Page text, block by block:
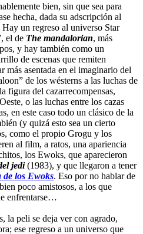
bien, sin que sea para
hecha, dada su adscripción al
un regreso al universo Star
el de The mandalorian, más
y hay también como un
de escenas que remiten
más asentada en el imaginario del
de los wésterns a las luchas de
figura del cazarrecompensas,
o las luchas entre los cazas
en este caso todo un clásico de la
(y quizá esto sea un cierto
como el propio Grogu y los
al film, a ratos, una apariencia
los Ewoks, que aparecieron
jedi(1983), y que llegaron a tener
de los Ewoks. Eso por no hablar de
poco amistosos, a los que
enfrentarse…
la peli se deja ver con agrado,
ese regreso a un universo que